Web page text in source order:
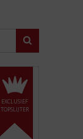
Zoeken
EXCLUSIEF
TOPSLIJTER